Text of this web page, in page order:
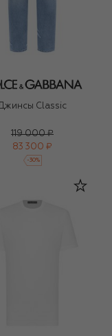
Classic
119 000 ₽
83 300 ₽
-30%